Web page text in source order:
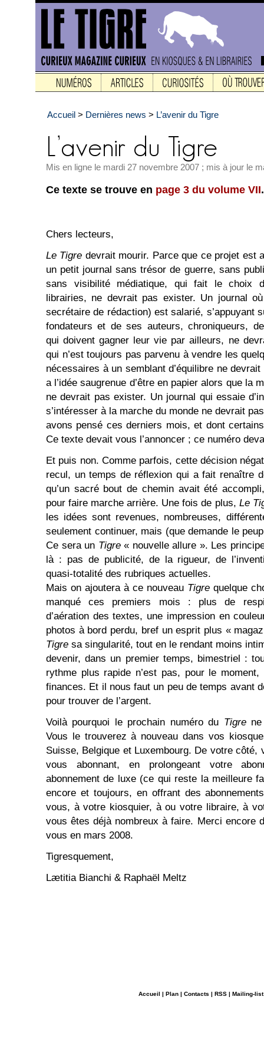
Accueil > Dernières news > L’avenir du Tigre
Mis en ligne le mardi 27 novembre 2007 ; mis à jour le
Ce texte se trouve en page 3 du volume VII.
Chers lecteurs,
Le Tigre devrait mourir. Parce que ce projet est
un petit journal sans trésor de guerre, sans
sans visibilité médiatique, qui fait le choix
librairies, ne devrait pas exister. Un journal
secrétaire de rédaction) est salarié, s’appuyant
fondateurs et de ses auteurs, chroniqueurs,
qui doivent gagner leur vie par ailleurs, ne
qui n’est toujours pas parvenu à vendre les
nécessaires à un semblant d’équilibre ne
a l’idée saugrenue d’être en papier alors que la
ne devrait pas exister. Un journal qui essaie
s’intéresser à la marche du monde ne devrait
avons pensé ces derniers mois, et dont
Ce texte devait vous l’annoncer ; ce numéro
Et puis non. Comme parfois, cette décision
recul, un temps de réflexion qui a fait renaître
qu’un sacré bout de chemin avait été
pour faire marche arrière. Une fois de plus, Le
les idées sont revenues, nombreuses,
seulement continuer, mais (que demande le
Ce sera un Tigre« nouvelle allure ». Les
là : pas de publicité, de la rigueur, de
quasi-totalité des rubriques actuelles.
Mais on ajoutera à ce nouveau Tigre quelque
manqué ces premiers mois : plus de
d’aération des textes, une impression en
photos à bord perdu, bref un esprit plus «
Tigre sa singularité, tout en le rendant moins
devenir, dans un premier temps, bimestriel :
rythme plus rapide n’est pas, pour le
finances. Et il nous faut un peu de temps avant
pour trouver de l’argent.
Voilà pourquoi le prochain numéro du Tigrene
Vous le trouverez à nouveau dans vos
Suisse, Belgique et Luxembourg. De votre côté,
vous abonnant, en prolongeant votre
abonnement de luxe (ce qui reste la meilleure
encore et toujours, en offrant des
vous, à votre kiosquier, à ou votre libraire, à
vous êtes déjà nombreux à faire. Merci encore
vous en mars 2008.
Tigresquement,
Lætitia Bianchi & Raphaël Meltz
Accueil | Plan | Contacts | RSS | Mailing-list